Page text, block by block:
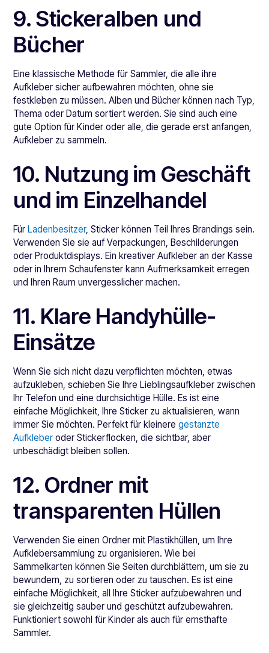
9. Stickeralben und
Bücher
Eine klassische Methode für Sammler, die alle ihre
Aufkleber sicher aufbewahren möchten, ohne sie
festkleben zu müssen. Alben und Bücher können nach Typ,
Thema oder Datum sortiert werden. Sie sind auch eine
gute Option für Kinder oder alle, die gerade erst anfangen,
Aufkleber zu sammeln.
10. Nutzung im Geschäft
und im Einzelhandel
FürLadenbesitzer, Sticker können Teil Ihres Brandings sein.
Verwenden Sie sie auf Verpackungen, Beschilderungen
oder Produktdisplays. Ein kreativer Aufkleber an der Kasse
oder in Ihrem Schaufenster kann Aufmerksamkeit erregen
und Ihren Raum unvergesslicher machen.
11. Klare Handyhülle-
Einsätze
Wenn Sie sich nicht dazu verpflichten möchten, etwas
aufzukleben, schieben Sie Ihre Lieblingsaufkleber zwischen
Ihr Telefon und eine durchsichtige Hülle. Es ist eine
einfache Möglichkeit, Ihre Sticker zu aktualisieren, wann
immer Sie möchten. Perfekt für kleineregestanzte
Aufkleber oder Stickerflocken, die sichtbar, aber
unbeschädigt bleiben sollen.
12. Ordner mit
transparenten Hüllen
Verwenden Sie einen Ordner mit Plastikhüllen, um Ihre
Aufklebersammlung zu organisieren. Wie bei
Sammelkarten können Sie Seiten durchblättern, um sie zu
bewundern, zu sortieren oder zu tauschen. Es ist eine
einfache Möglichkeit, all Ihre Sticker aufzubewahren und
sie gleichzeitig sauber und geschützt aufzubewahren.
Funktioniert sowohl für Kinder als auch für ernsthafte
Sammler.